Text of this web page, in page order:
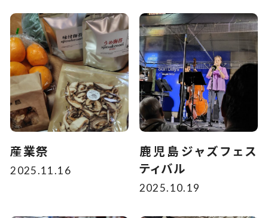
産業祭
2025.11.16
鹿児島ジャズフェス
ティバル
2025.10.19